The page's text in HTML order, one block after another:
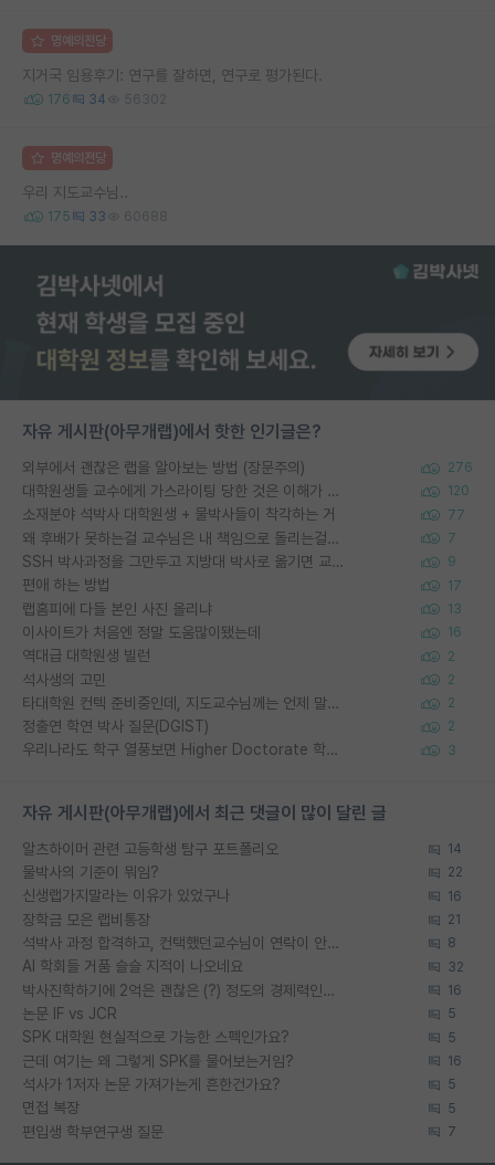
명예의전당
지거국 임용후기: 연구를 잘하면, 연구로 평가된다.
176 34 56302
명예의전당
우리 지도교수님..
175 33 60688
자유 게시판(아무개랩)에서 핫한 인기글은?
외부에서 괜찮은 랩을 알아보는 방법 (장문주의) 276
대학원생들 교수에게 가스라이팅 당한 것은 이해가 갑니다. 안타깝네요. 120
소재분야 석박사 대학원생 + 물박사들이 착각하는 거 77
왜 후배가 못하는걸 교수님은 내 책임으로 돌리는걸까요? 7
SSH 박사과정을 그만두고 지방대 박사로 옮기면 교수의 꿈은 끝일까요? 9
편애 하는 방법 17
랩홈피에 다들 본인 사진 올리냐 13
이사이트가 처음엔 정말 도움많이됐는데 16
역대급 대학원생 빌런 2
석사생의 고민 2
타대학원 컨텍 준비중인데, 지도교수님께는 언제 말씀드려야 할까요? 2
정출연 학연 박사 질문(DGIST) 2
우리나라도 학구 열풍보면 Higher Doctorate 학위가 필요하다고 봅니다. 3
자유 게시판(아무개랩)에서 최근 댓글이 많이 달린 글
알츠하이머 관련 고등학생 탐구 포트폴리오 14
물박사의 기준이 뭐임? 22
신생랩가지말라는 이유가 있었구나 16
장학금 모은 랩비통장 21
석박사 과정 합격하고, 컨택했던교수님이 연락이 안됩니다... 8
AI 학회들 거품 슬슬 지적이 나오네요 32
박사진학하기에 2억은 괜찮은 (?) 정도의 경제력인가요 16
논문 IF vs JCR 5
SPK 대학원 현실적으로 가능한 스펙인가요? 5
근데 여기는 왜 그렇게 SPK를 물어보는거임? 16
석사가 1저자 논문 가져가는게 흔한건가요? 5
면접 복장 5
편입생 학부연구생 질문 7